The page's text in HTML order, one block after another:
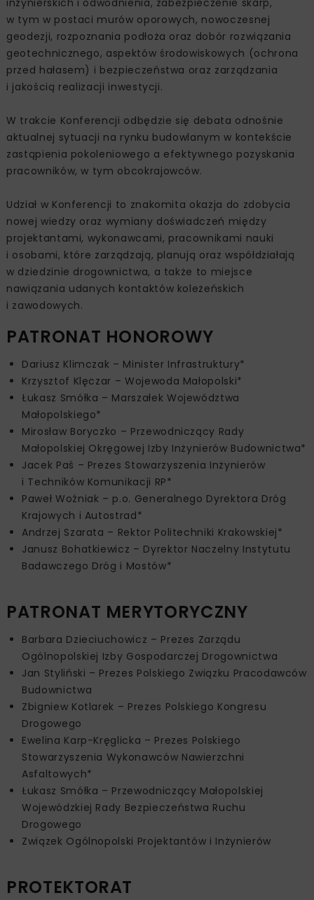
inżynierskich i odwodnienia, zabezpieczenie skarp,
w tym w postaci murów oporowych, nowoczesnej
geodezji, rozpoznania podłoża oraz dobór rozwiązania
geotechnicznego, aspektów środowiskowych (ochrona
przed hałasem) i bezpieczeństwa oraz zarządzania
i jakością realizacji inwestycji.
W trakcie Konferencji odbędzie się debata odnośnie
aktualnej sytuacji na rynku budowlanym w kontekście
zastąpienia pokoleniowego a efektywnego pozyskania
pracowników, w tym obcokrajowców.
Udział w Konferencji to znakomita okazja do zdobycia
nowej wiedzy oraz wymiany doświadczeń między
projektantami, wykonawcami, pracownikami nauki
i osobami, które zarządzają, planują oraz współdziałają
w dziedzinie drogownictwa, a także to miejsce
nawiązania udanych kontaktów koleżeńskich
i zawodowych.
PATRONAT HONOROWY
Dariusz Klimczak – Minister Infrastruktury*
Krzysztof Klęczar – Wojewoda Małopolski*
Łukasz Smółka – Marszałek Województwa
Małopolskiego*
Mirosław Boryczko – Przewodniczący Rady
Małopolskiej Okręgowej Izby Inżynierów Budownictwa*
Jacek Paś – Prezes Stowarzyszenia Inżynierów
i Techników Komunikacji RP*
Paweł Woźniak – p.o. Generalnego Dyrektora Dróg
Krajowych i Autostrad*
Andrzej Szarata – Rektor Politechniki Krakowskiej*
Janusz Bohatkiewicz – Dyrektor Naczelny Instytutu
Badawczego Dróg i Mostów*
PATRONAT MERYTORYCZNY
Barbara Dzieciuchowicz – Prezes Zarządu
Ogólnopolskiej Izby Gospodarczej Drogownictwa
Jan Styliński – Prezes Polskiego Związku Pracodawców
Budownictwa
Zbigniew Kotlarek – Prezes Polskiego Kongresu
Drogowego
Ewelina Karp-Kręglicka – Prezes Polskiego
Stowarzyszenia Wykonawców Nawierzchni
Asfaltowych*
Łukasz Smółka – Przewodniczący Małopolskiej
Wojewódzkiej Rady Bezpieczeństwa Ruchu
Drogowego
Związek Ogólnopolski Projektantów i Inżynierów
PROTEKTORAT